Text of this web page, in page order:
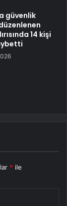
güvenlik
14 kişi
* ile